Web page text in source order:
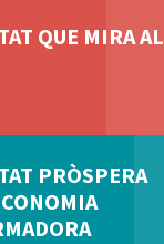
QUE MIRA AL
PRÒSPERA